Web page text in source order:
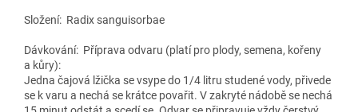
Složení: Radix sanguisorbae
Dávkování: Příprava odvaru (platí pro plody, semena, kořeny
a kůry):
Jedna čajová lžička se vsype do 1/4 litru studené vody, přivede
se k varu a nechá se krátce povařit. V zakryté nádobě se nechá